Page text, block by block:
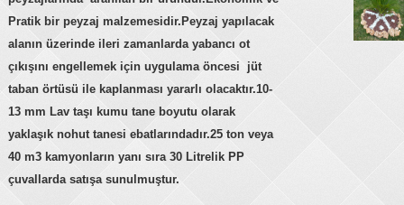
Pratik bir peyzaj malzemesidir.Peyzaj yapılacak
alanın üzerinde ileri zamanlarda yabancı ot
çıkışını engellemek için uygulama öncesi jüt
taban örtüsü ile kaplanması yararlı olacaktır.10-
13 mm Lav taşı kumu tane boyutu olarak
yaklaşık nohut tanesi ebatlarındadır.25 ton veya
40 m3 kamyonların yanı sıra 30 Litrelik PP
çuvallarda satışa sunulmuştur.